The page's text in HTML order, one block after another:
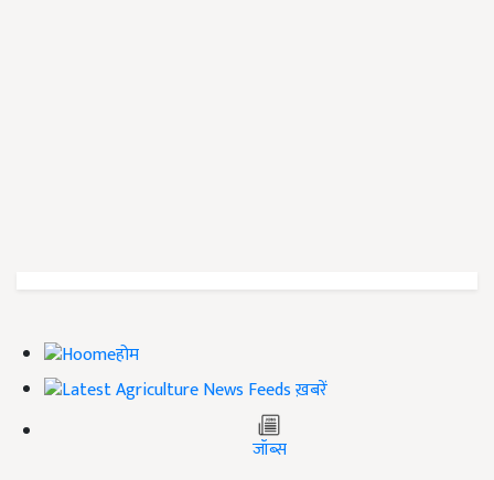
होम
ख़बरें
जॉब्स